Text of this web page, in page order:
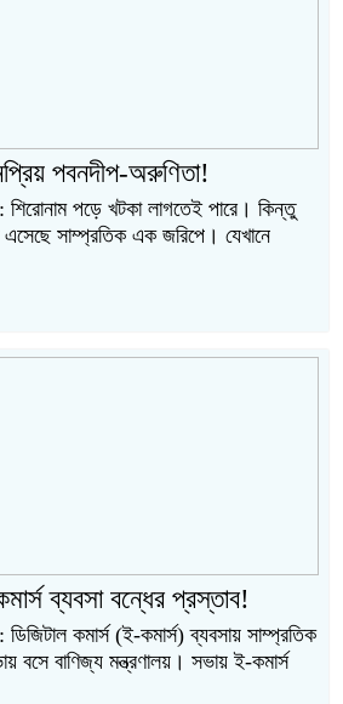
পবনদীপ-অরুণিতা!
শিরোনাম পড়ে খটকা লাগতেই পারে। কিন্তু
সাম্প্রতিক এক জরিপে। যেখানে
ব্যবসা বন্ধের প্রস্তাব!
ডিজিটাল কমার্স (ই-কমার্স) ব্যবসায় সাম্প্রতিক
বসে বাণিজ্য মন্ত্রণালয়। সভায় ই-কমার্স